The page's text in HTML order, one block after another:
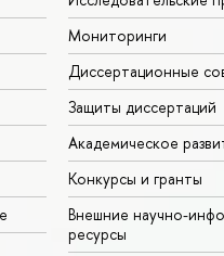
Мониторинги
Диссертационные
Защиты диссертаций
Академическое
Конкурсы и гранты
Внешние научно-
ресурсы